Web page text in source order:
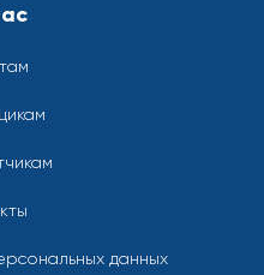
данных